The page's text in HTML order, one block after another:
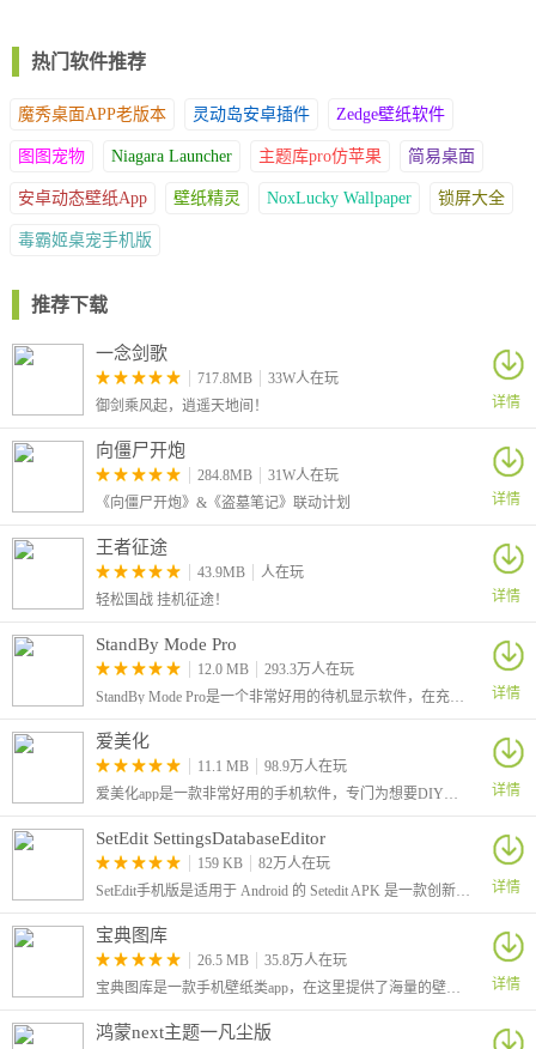
热门软件推荐
魔秀桌面APP老版本 灵动岛安卓插件 Zedge壁纸软件
图图宠物 Niagara Launcher 主题库pro仿苹果 简易桌面
安卓动态壁纸App 壁纸精灵 NoxLucky Wallpaper 锁屏大全
毒霸姬桌宠手机版
推荐下载
一念剑歌
717.8MB
33W人在玩
御剑乘风起，逍遥天地间！
详情
向僵尸开炮
284.8MB
31W人在玩
《向僵尸开炮》&《盗墓笔记》联动计划
详情
王者征途
43.9MB
人在玩
轻松国战 挂机征途！
详情
StandBy Mode Pro
12.0 MB
293.3万人在玩
StandBy Mode Pro是一个非常好用的待机显示软件，在充电时或待机时可将您的手机或平板电脑变成智能显示屏，它采用 Material Design 3 和流畅的动画设计，打造优雅的桌面或床头外观
详情
爱美化
11.1 MB
98.9万人在玩
爱美化app是一款非常好用的手机软件，专门为想要DIY自己手机的朋友所准备，APP功能强大，用户可以修改自己手机的主题界面，让其变得更加好看。
详情
SetEdit SettingsDatabaseEditor
159 KB
82万人在玩
SetEdit手机版是适用于 Android 的 Setedit APK 是一款创新应用程序，全称叫做SetEdit SettingsDatabaseEditor。允许用户快速轻松地自定义设备的主屏幕、壁纸、图标和小部件。
详情
宝典图库
26.5 MB
35.8万人在玩
宝典图库是一款手机壁纸类app，在这里提供了海量的壁纸主图，各种详细的分类可供用户们挑选，选择喜欢的图片作为壁纸进行使用。软件中还提供了强大的图片编辑功能，可方便的对图片进行处理并作为壁纸进行使用。
详情
鸿蒙next主题一凡尘版